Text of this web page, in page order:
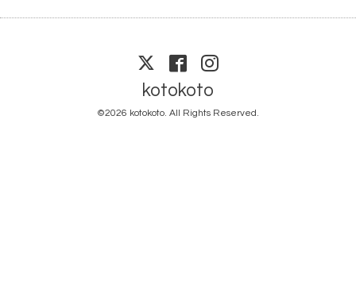
kotokoto
©2026 kotokoto. All Rights Reserved.